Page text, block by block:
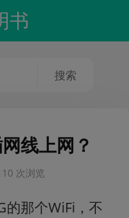
书
线上网？
次浏览
的那个WiFi，不